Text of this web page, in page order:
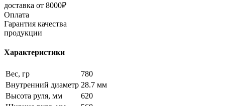
доставка от 8000₽
Оплата
Гарантия качества
продукции
Характеристики
Вес, гр
780
Внутренний диаметр 28.7 мм
Высота руля, мм
620